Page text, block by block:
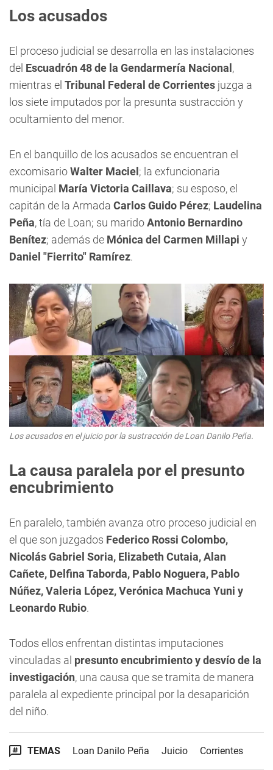
Los acusados
El proceso judicial se desarrolla en las instalaciones
del Escuadrón 48 de la Gendarmería Nacional ,
mientras el Tribunal Federal de Corrientes juzga a
los siete imputados por la presunta sustracción y
ocultamiento del menor.
En el banquillo de los acusados se encuentran el
excomisarioWalter Maciel ; la exfuncionaria
municipal María Victoria Caillava; su esposo, el
capitán de la Armada Carlos Guido Pérez; Laudelina
Peña, tía de Loan; su maridoAntonio Bernardino
Benítez; además de Mónica del Carmen Millapi y
Daniel "Fierrito" Ramírez.
Los acusados en el juicio por la sustracción de Loan Danilo Peña.
La causa paralela por el presunto
encubrimiento
En paralelo, también avanza otro proceso judicial en
el que son juzgados Federico Rossi Colombo,
Nicolás Gabriel Soria, Elizabeth Cutaia, Alan
Cañete, Delfina Taborda, Pablo Noguera, Pablo
Núñez, Valeria López, Verónica Machuca Yuni y
Leonardo Rubio.
Todos ellos enfrentan distintas imputaciones
vinculadas al presunto encubrimiento y desvío de la
investigación, una causa que se tramita de manera
paralela al expediente principal por la desaparición
del niño.
TEMAS Loan Danilo Peña Juicio Corrientes